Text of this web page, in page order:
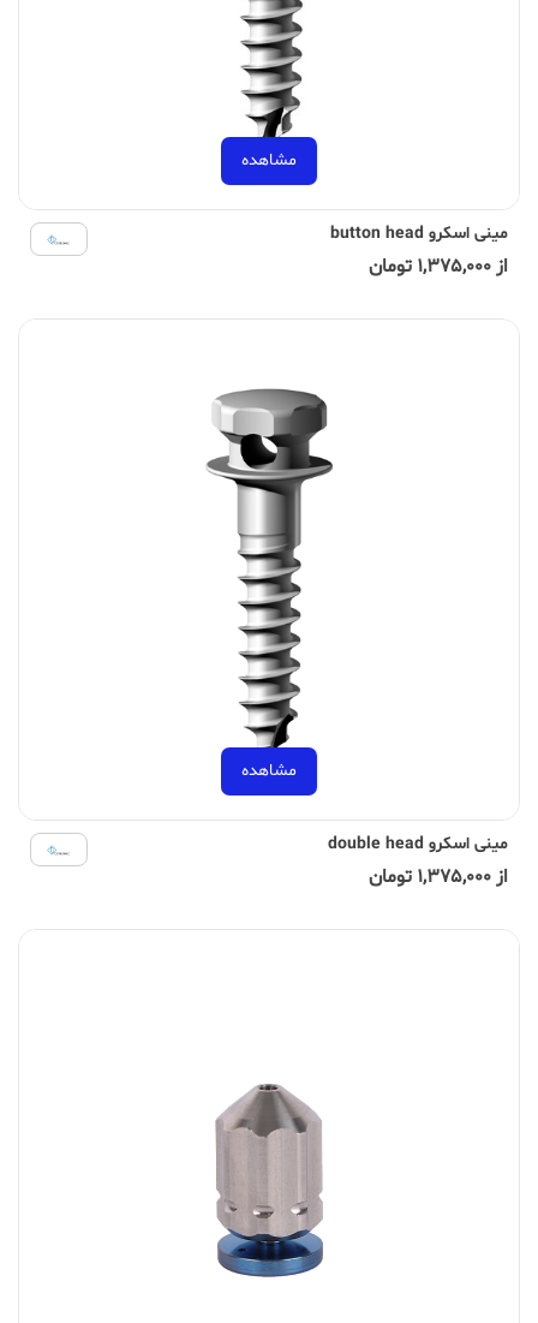
مشاهده
مینی اسکرو button head
از 1,375,000 تومان
مشاهده
مینی اسکرو double head
از 1,375,000 تومان